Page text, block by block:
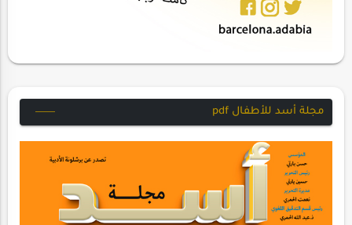
مجلة أسد للأطفال pdf